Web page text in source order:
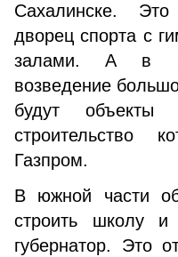
Сахалинске.
дворец спорта с
залами. А в
возведение
будут объекты
строительство
Газпром.
В южной части
строить школу и
губернатор. Это